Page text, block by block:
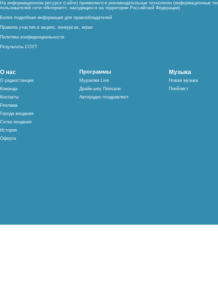
На информационном ресурсе (сайте) применяются рекомендательные технологии (информационные
пользователей сети «Интернет», находящихся на территории Российской Федерации)
Более подробная информация для правообладателей
Правила участия в акциях, конкурсах, играх
Политика конфиденциальности
Результаты СОУТ
О нас
О радиостанции
Команда
Контакты
Реклама
Города вещания
Сетка вещания
История
Оферта
Программы
Мурзилки Live
Драйв-шоу Поехали
Авторадио поздравляет
Музыка
Новая музыка
Плейлист